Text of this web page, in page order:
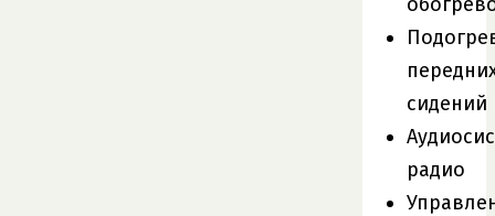
сидений
радио